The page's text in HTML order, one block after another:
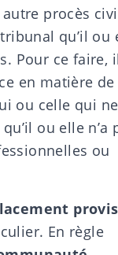
procès
qu’il ou
Pour ce faire,
en matière de
ou celle qui ne
ou elle n’a
ou
En règle